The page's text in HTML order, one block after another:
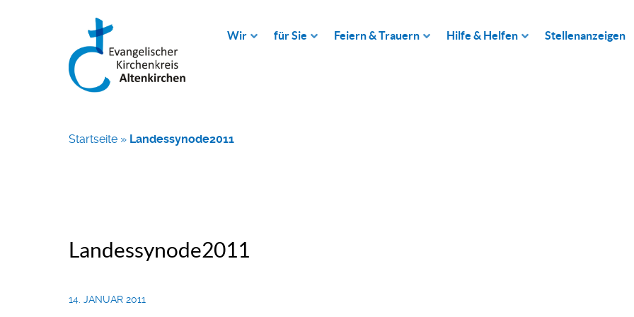
Wir für Sie Feiern & Trauern Hilfe & Helfen Stellenanzeigen
Startseite » Landessynode2011
Landessynode2011
14. JANUAR 2011